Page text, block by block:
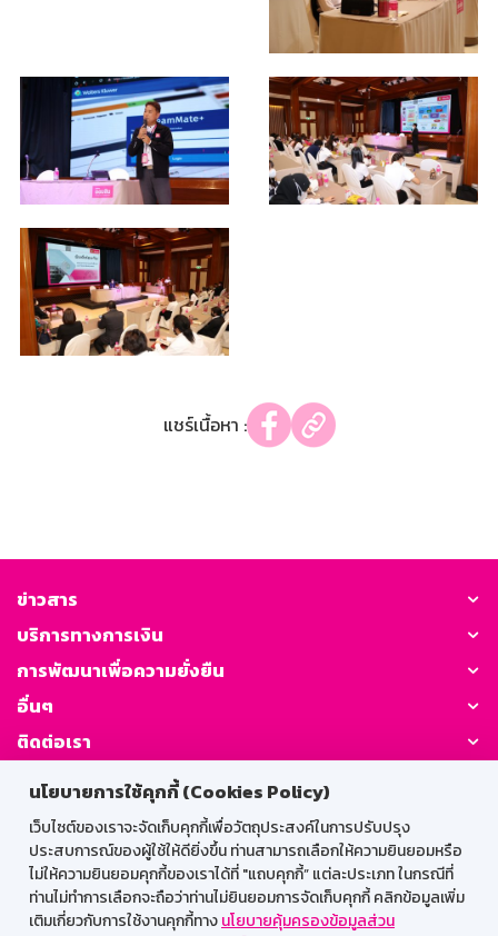
นโยบายการใช้คุกกี้ (Cookies Policy)
เว็บไซต์ของเราจะจัดเก็บคุกกี้เพื่อวัตถุประสงค์ในการปรับปรุง
ประสบการณ์ของผู้ใช้ให้ดียิ่งขึ้น ท่านสามารถเลือกให้ความยินยอมหรือ
ไม่ให้ความยินยอมคุกกี้ของเราได้ที่ "แถบคุกกี้” แต่ละประเภท ในกรณีที่
ท่านไม่ทำการเลือกจะถือว่าท่านไม่ยินยอมการจัดเก็บคุกกี้ คลิกข้อมูลเพิ่ม
เติมเกี่ยวกับการใช้งานคุกกี้ทางนโยบายคุ้มครองข้อมูลส่วน
แชร์เนื้อหา :
ข่าวสาร
บริการทางการเงิน
การพัฒนาเพื่อความยั่งยืน
อื่นๆ
ติดต่อเรา
GSB Society:
สำหรับพนักงาน